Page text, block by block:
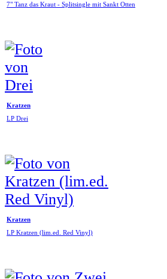
7" Tanz das Kraut - Splitsingle mit Sankt Otten
Kratzen
LP Drei
Kratzen
LP Kratzen (lim.ed. Red Vinyl)